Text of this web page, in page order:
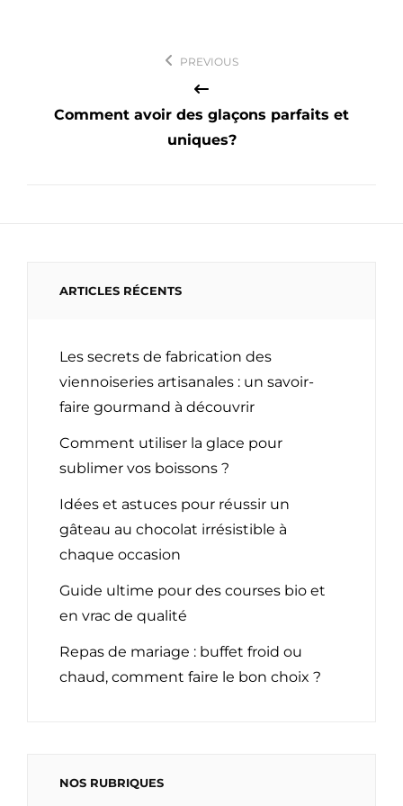
l’article
PREVIOUS
Comment avoir des glaçons parfaits et
uniques?
ARTICLES RÉCENTS
Les secrets de fabrication des
viennoiseries artisanales : un savoir-
faire gourmand à découvrir
Comment utiliser la glace pour
sublimer vos boissons ?
Idées et astuces pour réussir un
gâteau au chocolat irrésistible à
chaque occasion
Guide ultime pour des courses bio et
en vrac de qualité
Repas de mariage : buffet froid ou
chaud, comment faire le bon choix ?
NOS RUBRIQUES